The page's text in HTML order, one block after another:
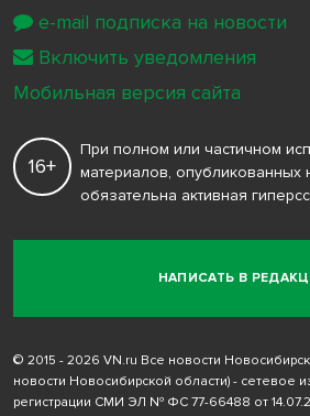
НАПИСАТЬ В
16+
При полном или частичном
материалов, опубликованных
обязательна активная
© 2015 - 2026 VN.ru Все новости
новости Новосибирской области) - сетевое
регистрации СМИ ЭЛ № ФС 77-66488 от
e-mail подписка на новости
Включить уведомления
Мобильная версия сайта